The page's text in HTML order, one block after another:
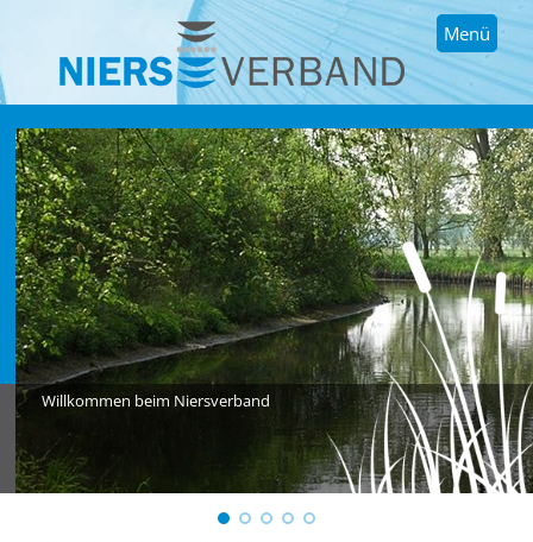
Menü
Willkommen beim Niersverband